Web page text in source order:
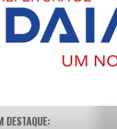
DESTAQUE: